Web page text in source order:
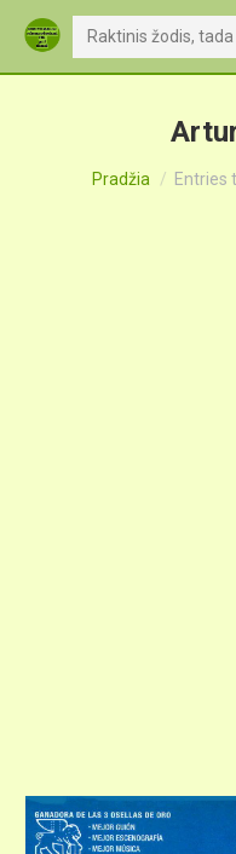
Search:
You are here:
Pradžia Entries